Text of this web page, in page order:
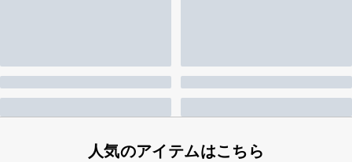
人気のアイテムはこちら